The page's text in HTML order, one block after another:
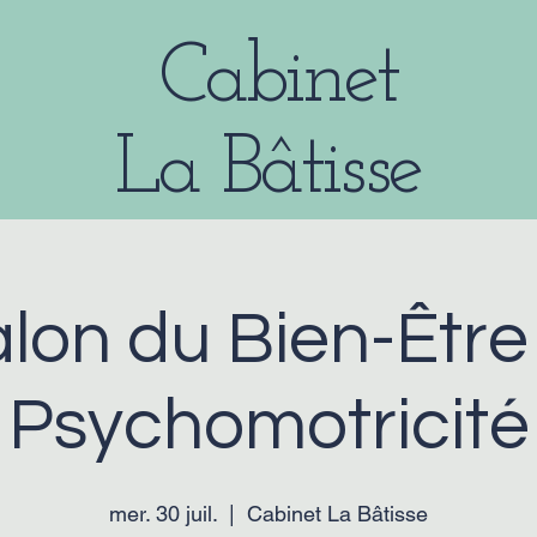
Cabinet
La Bâtisse
du Bien-
Psychomotricité
mer. 30 juil. Cabinet La Bâtisse